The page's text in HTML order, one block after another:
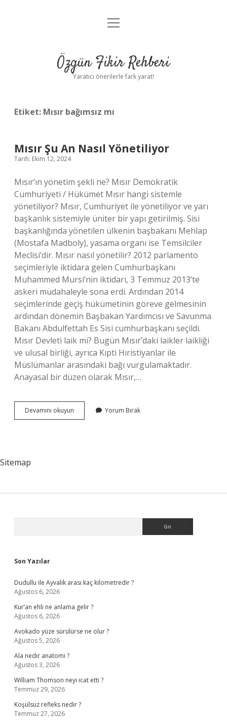
Gizlilik Politikası
Yasal Uyarı
menüyü
Özgün Fikir Rehberi
Yaratıcı önerilerle fark yarat!
Etiket: Mısır bağımsız mı
Mısır Şu An Nasıl Yönetiliyor
Tarih: Ekim 12, 2024
Mısır’ın yönetim şekli ne? Mısır Demokratik
Cumhuriyeti / Hükümet Mısır hangi sistemle
yönetiliyor? Mısır, Cumhuriyet ile yönetiliyor ve yarı
başkanlık sistemiyle üniter bir yapı getirilmiş. Sisi
başkanlığında yönetilen ülkenin başbakanı Mehlap
(Mostafa Madboly), yasama organı ise Temsilciler
Meclisi’dir. Mısır nasıl yönetilir? 2012 parlamento
seçimleriyle iktidara gelen Cumhurbaşkanı
Muhammed Mursi’nin iktidarı, 3 Temmuz 2013’te
askeri müdahaleyle sona erdi. Ardından 2014
seçimlerinde geçiş hükümetinin göreve gelmesinin
ardından dönemin Başbakan Yardımcısı ve Savunma
Bakanı Abdulfettah Es Sisi cumhurbaşkanı seçildi.
Mısır Devleti laik mi? Bugün Mısır’daki laikler laikliği
ve ulusal birliği, ayrıca Kıpti Hıristiyanlar ile
Müslümanlar arasındaki bağı vurgulamaktadır.
Anayasal bir düzen olarak Mısır,…
Devamını okuyun
Şu
Yorum Bırak
Sitemap
Son Yazılar
Dudullu ile Ayvalık arası kaç kilometredir ?
Ağustos 6, 2026
Kur’an ehli ne anlama gelir ?
Ağustos 6, 2026
Avokado yüze sürülürse ne olur ?
Ağustos 5, 2026
Ala nedir anatomi ?
Ağustos 3, 2026
William Thomson neyi icat etti ?
Temmuz 29, 2026
Koşulsuz refleks nedir ?
Temmuz 27, 2026